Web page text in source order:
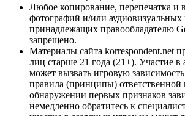
Любое копирование, перепечатка и
фотографий и/или аудиовизуальных
принадлежащих правообладателю
запрещено.
Материалы сайта korrespondent.net
лиц старше 21 года (21+). Участие в
может вызвать игровую
правила (принципы)
обнаружении первых признаков
немедленно обратитесь к